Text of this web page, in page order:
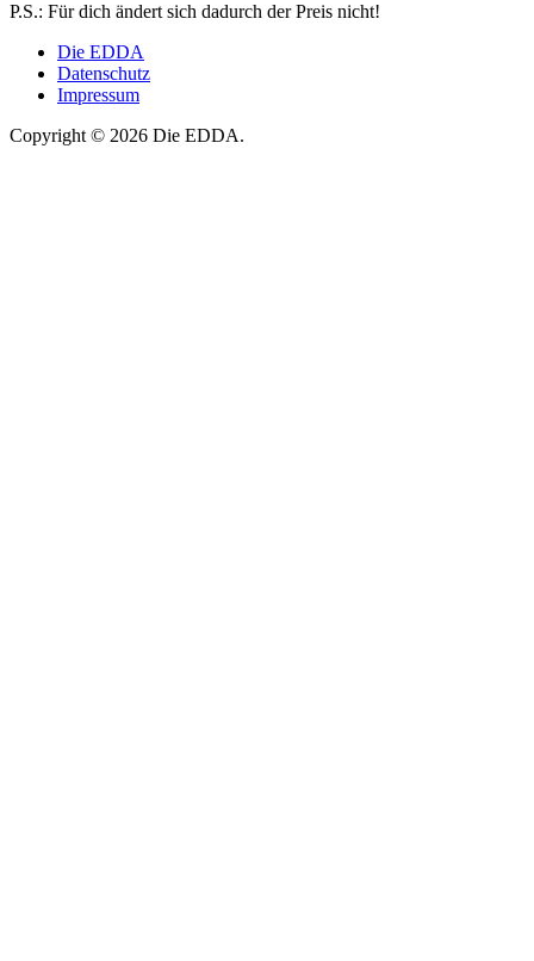
P.S.: Für dich ändert sich dadurch der Preis nicht!
Die EDDA
Datenschutz
Impressum
Copyright © 2026 Die EDDA.